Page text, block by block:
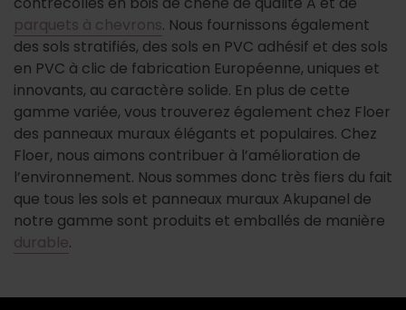
parquets à chevrons. Nous fournissons également
des sols stratifiés, des sols en PVC adhésif et des sols
en PVC à clic de fabrication Européenne, uniques et
innovants, au caractère solide. En plus de cette
gamme variée, vous trouverez également chez Floer
des panneaux muraux élégants et populaires. Chez
Floer, nous aimons contribuer à l’amélioration de
l’environnement. Nous sommes donc très fiers du fait
que tous les sols et panneaux muraux Akupanel de
notre gamme sont produits et emballés de manière
durable.